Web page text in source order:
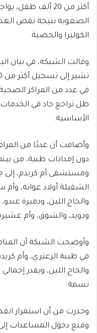
أكثر من 20 ألف
الصعوبة نتيجة نقص
الكوليرا والحصبة.
وقالت الشبكة، في بيان
ظل تراجع حاد في الخدمات
الأساسية.
وأضافت أن عددًا من
دون إمدادات طبية، من
ومستشفى أم كريدم، إلى
الشقيلة أولاد عوانة، وأم
والحاج اللين، ودميرة
ودويد، والشوق، وأم
وأوضحت الشبكة أن
في طيبة الزعتري، وأم
نسمة.
وحذرت من أن استمرار
ومنع دخول المساعدات إلى